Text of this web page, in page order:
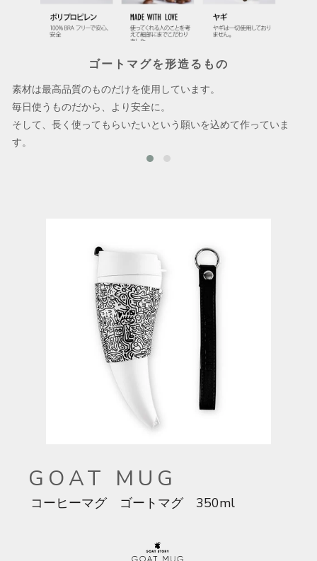
ゴートマグを形造るもの
素材は最高品質のものだけを使用しています。
毎日使うものだから、より安全に。
そして、長く使ってもらいたいという願いを込めて作っていま
す。
GOAT MUG
コーヒーマグ ゴートマグ 350ml